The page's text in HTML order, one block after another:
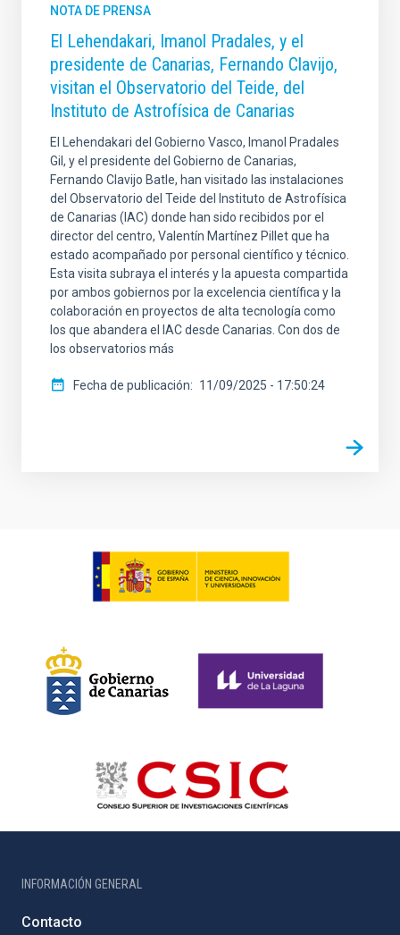
NOTA DE PRENSA
El Lehendakari, Imanol Pradales, y el
presidente de Canarias, Fernando Clavijo,
visitan el Observatorio del Teide, del
Instituto de Astrofísica de Canarias
El Lehendakari del Gobierno Vasco, Imanol Pradales
Gil, y el presidente del Gobierno de Canarias,
Fernando Clavijo Batle, han visitado las instalaciones
del Observatorio del Teide del Instituto de Astrofísica
de Canarias (IAC) donde han sido recibidos por el
director del centro, Valentín Martínez Pillet que ha
estado acompañado por personal científico y técnico.
Esta visita subraya el interés y la apuesta compartida
por ambos gobiernos por la excelencia científica y la
colaboración en proyectos de alta tecnología como
los que abandera el IAC desde Canarias. Con dos de
los observatorios más
Fecha de publicación 11/09/2025 - 17:50:24
INFORMACIÓN GENERAL
Contacto